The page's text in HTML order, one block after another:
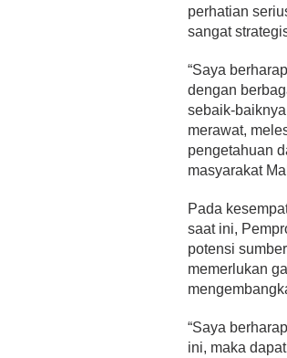
perhatian
sangat
“Saya
dengan
sebaik-
merawat,
pengetahuan
masyarakat
Pada
saat ini,
potensi
memerlukan
“Saya
ini, maka